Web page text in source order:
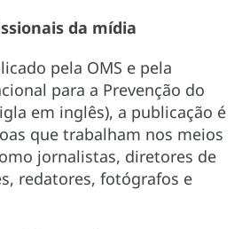
da mídia
pela OMS e pela
para a Prevenção do
em inglês), a publicação é
que trabalham nos meios
jornalistas, diretores de
redatores, fotógrafos e